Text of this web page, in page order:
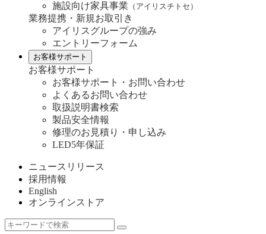
施設向け家具事業 （アイリスチトセ）
業務提携・新規お取引き
アイリスグループの強み
エントリーフォーム
お客様サポート
お客様サポート
お客様サポート・お問い合わせ
よくあるお問い合わせ
取扱説明書検索
製品安全情報
修理のお見積り・申し込み
LED5年保証
ニュースリリース
採用情報
English
オンラインストア